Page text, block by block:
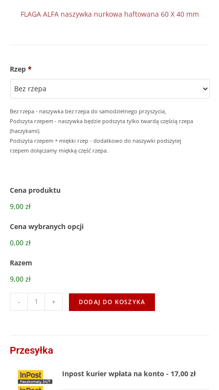
FLAGA ALFA naszywka nurkowa haftowana 60 X 40 mm
Rzep *
Bez rzepa - naszywka bez rzepa do samodzielnego przyszycia,
Podszyta rzepem - naszywka będzie podszyta tylko twardą częścią rzepa
(haczykami).
Podszyta rzepem + miękki rzep - dodatkowo do naszywki podszytej
rzepem dołączamy miękką część rzepa.
Cena produktu
9,00 zł
Cena wybranych opcji
0,00 zł
Razem
9,00 zł
- + DODAJ DO KOSZYKA
Przesyłka
Inpost kurier wpłata na konto - 17,00 zł